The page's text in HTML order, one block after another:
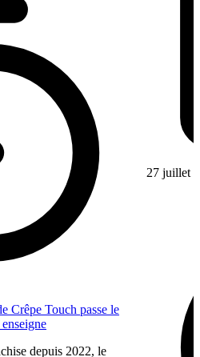
Crêpe Touch passe le
depuis 2022, le
27 juillet